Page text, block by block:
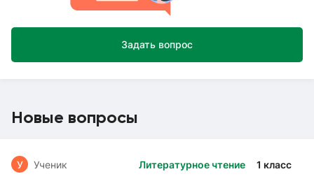
Задать вопрос
Новые вопросы
Литературное чтение 1 класс
У Ученик